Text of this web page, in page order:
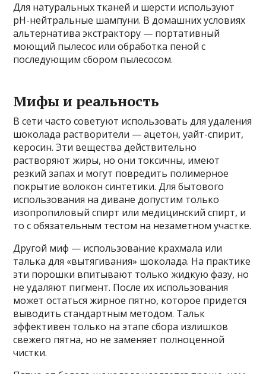
Для натуральных тканей и шерсти используют
pH-нейтральные шампуни. В домашних условиях
альтернатива экстрактору — портативный
моющий пылесос или обработка пеной с
последующим сбором пылесосом.
Мифы и реальность
В сети часто советуют использовать для удаления
шоколада растворители — ацетон, уайт-спирит,
керосин. Эти вещества действительно
растворяют жиры, но они токсичны, имеют
резкий запах и могут повредить полимерное
покрытие волокон синтетики. Для бытового
использования на диване допустим только
изопропиловый спирт или медицинский спирт, и
то с обязательным тестом на незаметном участке.
Другой миф — использование крахмала или
талька для «вытягивания» шоколада. На практике
эти порошки впитывают только жидкую фазу, но
не удаляют пигмент. После их использования
может остаться жирное пятно, которое придется
выводить стандартным методом. Тальк
эффективен только на этапе сбора излишков
свежего пятна, но не заменяет полноценной
чистки.